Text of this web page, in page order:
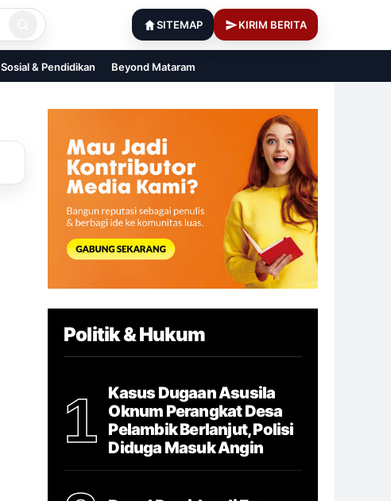
SITEMAP KIRIM BERITA
Sosial & Pendidikan Beyond Mataram
Politik & Hukum
1
Kasus Dugaan Asusila
Oknum Perangkat Desa
Pelambik Berlanjut, Polisi
Diduga Masuk Angin